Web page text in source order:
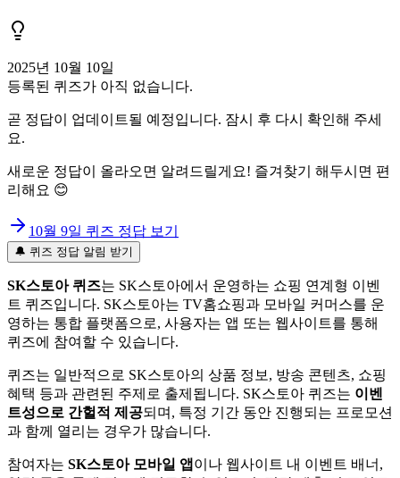
2025년 10월 10일
등록된 퀴즈가 아직 없습니다.
곧 정답이 업데이트될 예정입니다. 잠시 후 다시 확인해 주세
요.
새로운 정답이 올라오면 알려드릴게요! 즐겨찾기 해두시면 편
리해요 😊
10월 9일 퀴즈 정답 보기
🔔 퀴즈 정답 알림 받기
SK스토아 퀴즈는 SK스토아에서 운영하는 쇼핑 연계형 이벤
트 퀴즈입니다. SK스토아는 TV홈쇼핑과 모바일 커머스를 운
영하는 통합 플랫폼으로, 사용자는 앱 또는 웹사이트를 통해
퀴즈에 참여할 수 있습니다.
퀴즈는 일반적으로 SK스토아의 상품 정보, 방송 콘텐츠, 쇼핑
혜택 등과 관련된 주제로 출제됩니다. SK스토아 퀴즈는 이벤
트성으로 간헐적 제공되며, 특정 기간 동안 진행되는 프로모션
과 함께 열리는 경우가 많습니다.
참여자는 SK스토아 모바일 앱 이나 웹사이트 내 이벤트 배너,